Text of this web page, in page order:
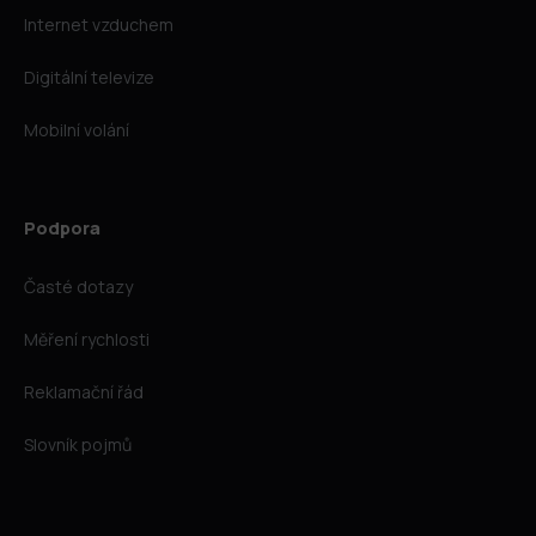
Internet vzduchem
Digitální televize
Mobilní volání
Podpora
Časté dotazy
Měření rychlosti
Reklamační řád
Slovník pojmů